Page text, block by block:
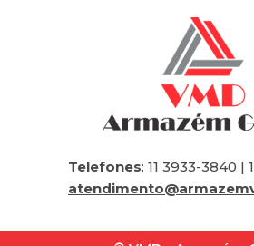
Telefones: 11 3933-3840 |